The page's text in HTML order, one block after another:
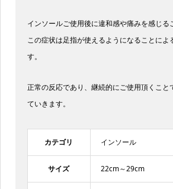
インソールご使用後に違和感や痛みを感じる
この症状は足指が使えるようになることによ
す。
正常の反応であり、継続的にご使用頂くこと
ていきます。
カテゴリ インソール
サイズ 22cm～29cm